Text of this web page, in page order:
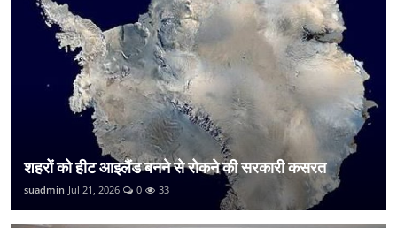
शहरों को हीट आइलैंड बनने से रोकने की सरकारी कसरत
suadmin Jul 21, 2026 0 33